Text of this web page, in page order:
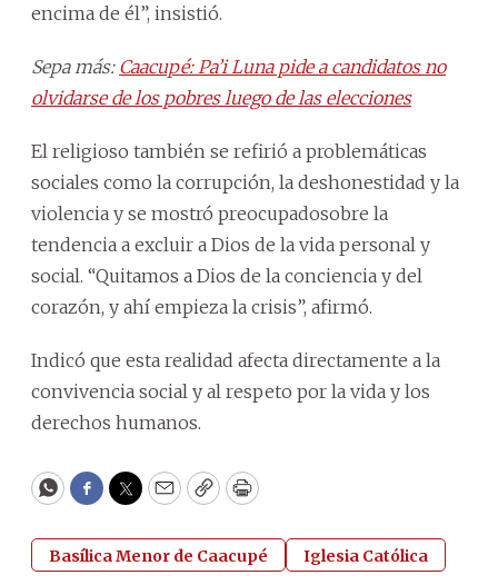
encima de él”, insistió.
Sepa más: Caacupé: Pa’i Luna pide a candidatos no
olvidarse de los pobres luego de las elecciones
El religioso también se refirió a problemáticas
sociales como la corrupción, la deshonestidad y la
violencia y se mostró preocupadosobre la
tendencia a excluir a Dios de la vida personal y
social. “Quitamos a Dios de la conciencia y del
corazón, y ahí empieza la crisis”, afirmó.
Indicó que esta realidad afecta directamente a la
convivencia social y al respeto por la vida y los
derechos humanos.
WhatsApp
Facebook
Twitter
EmailCopyPrint
Basílica Menor de Caacupé Iglesia Católica